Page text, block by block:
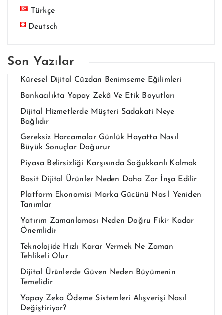
Türkçe
Deutsch
Son Yazılar
Küresel Dijital Cüzdan Benimseme Eğilimleri
Bankacılıkta Yapay Zekâ Ve Etik Boyutları
Dijital Hizmetlerde Müşteri Sadakati Neye
Bağlıdır
Gereksiz Harcamalar Günlük Hayatta Nasıl
Büyük Sonuçlar Doğurur
Piyasa Belirsizliği Karşısında Soğukkanlı Kalmak
Basit Dijital Ürünler Neden Daha Zor İnşa Edilir
Platform Ekonomisi Marka Gücünü Nasıl Yeniden
Tanımlar
Yatırım Zamanlaması Neden Doğru Fikir Kadar
Önemlidir
Teknolojide Hızlı Karar Vermek Ne Zaman
Tehlikeli Olur
Dijital Ürünlerde Güven Neden Büyümenin
Temelidir
Yapay Zeka Ödeme Sistemleri Alışverişi Nasıl
Değiştiriyor?